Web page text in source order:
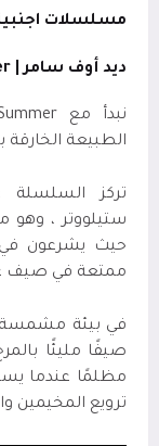
مسلسلات
ديد أوف سامر |
نبدأ مع
الطبيعة الخارقة
تركز
ستيلووتر ،
حيث يشرعون
ممتعة في صيف عام
في بيئة مشمسة
صيفًا مليئًا
مظلمًا عندما
ترويع المخيمين